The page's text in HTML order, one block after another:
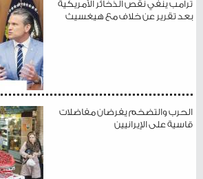
ترامب ينفي نقص الذخائر الأمريكية
بعد تقرير عن خلاف مع هيغسيث
الحرب والتضخم يفرضان مفاضلات
قاسية على الإيرانيين